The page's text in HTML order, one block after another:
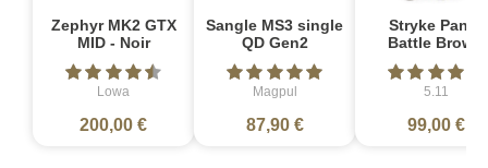
Zephyr MK2 GTX
MID - Noir
Lowa
200,00 €
Sangle MS3 single
QD Gen2
Magpul
87,90 €
Stryke Pant -
Battle Brown
5.11
99,00 €